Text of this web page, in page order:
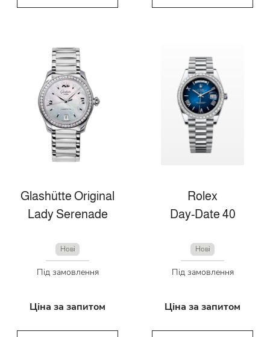
Glashütte Original
Lady Serenade
Нові
Під замовлення
Ціна за запитом
Rolex
Day-Date 40
Нові
Під замовлення
Ціна за запитом